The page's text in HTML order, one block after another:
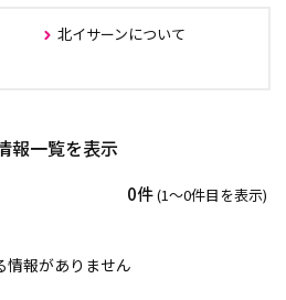
北イサーンについて
報一覧を表示
0件(1〜0件目を表示)
情報がありません